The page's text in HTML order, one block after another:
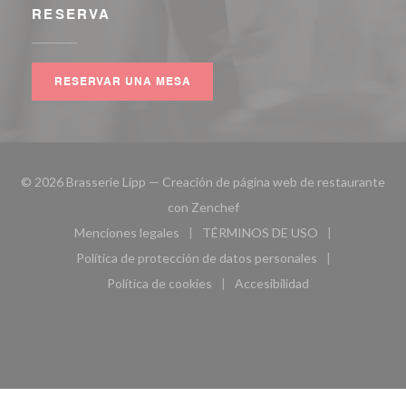
RESERVA
RESERVAR UNA MESA
© 2026 Brasserie Lipp — Creación de página web de restaurante
con Zenchef((abre en una nueva ventana))
Menciones legales
((abre en una nueva ventana))
TÉRMINOS DE USO
((abre en una nueva
Política de protección de datos personales
((abre en una nueva ventana))
Política de cookies
((abre en una nueva ventana))
Accesibilidad